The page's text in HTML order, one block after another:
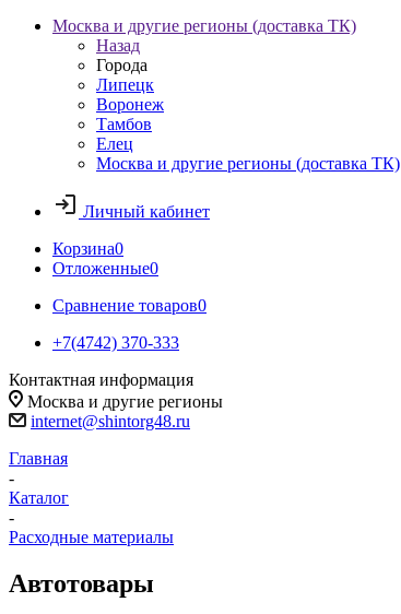
Москва и другие регионы (доставка ТК)
Назад
Города
Липецк
Воронеж
Тамбов
Елец
Москва и другие регионы (доставка ТК)
Личный кабинет
Корзина0
Отложенные0
Сравнение товаров0
+7(4742) 370-333
Контактная информация
Москва и другие регионы
internet@shintorg48.ru
Главная
-
Каталог
-
Расходные материалы
Автотовары